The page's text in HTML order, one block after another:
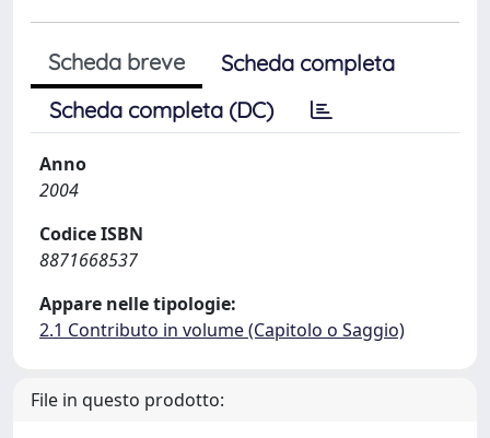
Scheda breve
Scheda completa
Scheda completa (DC)
Anno
2004
Codice ISBN
8871668537
Appare nelle tipologie:
2.1 Contributo in volume (Capitolo o Saggio)
File in questo prodotto: